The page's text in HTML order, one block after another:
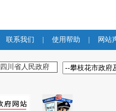
联系我们 使用帮助 网站
四川省人民政府